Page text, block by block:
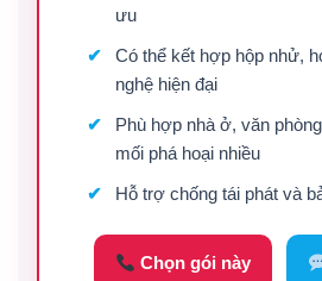
ưu
Có thể kết hợp hộp nhử,
nghệ hiện đại
Phù hợp nhà ở, văn
mối phá hoại nhiều
Hỗ trợ chống tái phát và
Chọn gói này